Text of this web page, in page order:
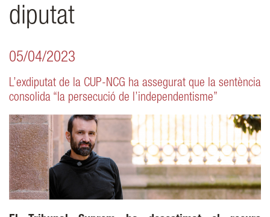
diputat
05/04/2023
L’exdiputat de la CUP-NCG ha assegurat que la sentència
consolida “la persecució de l’independentisme”